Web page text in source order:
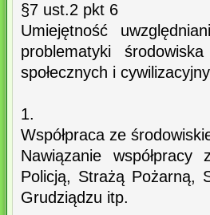
§7 ust.2 pkt 6
Umiejętność
problematyki
społecznych i
1.
Współpraca ze
Nawiązanie
Policją, Strażą Pożarną,
Grudziądzu itp.